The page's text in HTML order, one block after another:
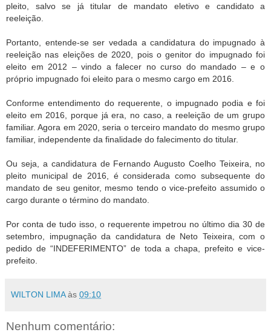
pleito, salvo se já titular de mandato eletivo e candidato a
reeleição.
Portanto, entende-se ser vedada a candidatura do impugnado à
reeleição nas eleições de 2020, pois o genitor do impugnado foi
eleito em 2012 – vindo a falecer no curso do mandado – e o
próprio impugnado foi eleito para o mesmo cargo em 2016.
Conforme entendimento do requerente, o impugnado podia e foi
eleito em 2016, porque já era, no caso, a reeleição de um grupo
familiar. Agora em 2020, seria o terceiro mandato do mesmo grupo
familiar, independente da finalidade do falecimento do titular.
Ou seja, a candidatura de Fernando Augusto Coelho Teixeira, no
pleito municipal de 2016, é considerada como subsequente do
mandato de seu genitor, mesmo tendo o vice-prefeito assumido o
cargo durante o término do mandato.
Por conta de tudo isso, o requerente impetrou no último dia 30 de
setembro, impugnação da candidatura de Neto Teixeira, com o
pedido de “INDEFERIMENTO” de toda a chapa, prefeito e vice-
prefeito.
WILTON LIMA às 09:10
Nenhum comentário: